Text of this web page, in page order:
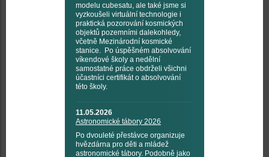
modelu cubesatu, ale také jsme si
vyzkoušeli virtuální technologie i
praktická pozorování kosmických
objektů pozemními dalekohledy,
včetně Mezinárodní kosmické
stanice. Po úspěšném absolvování
víkendové školy a nedělní
samostatné práce obdrželi všichni
účastníci certifikát o absolvování
této školy.
11.05.2026
Astronomické tábory 2026
Po dvouleté přestávce organizuje
hvězdárna pro děti a mládež
astronomické tábory. Podobně jako